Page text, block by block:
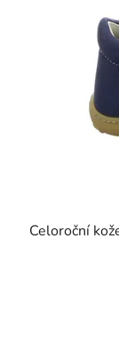
Celoroční